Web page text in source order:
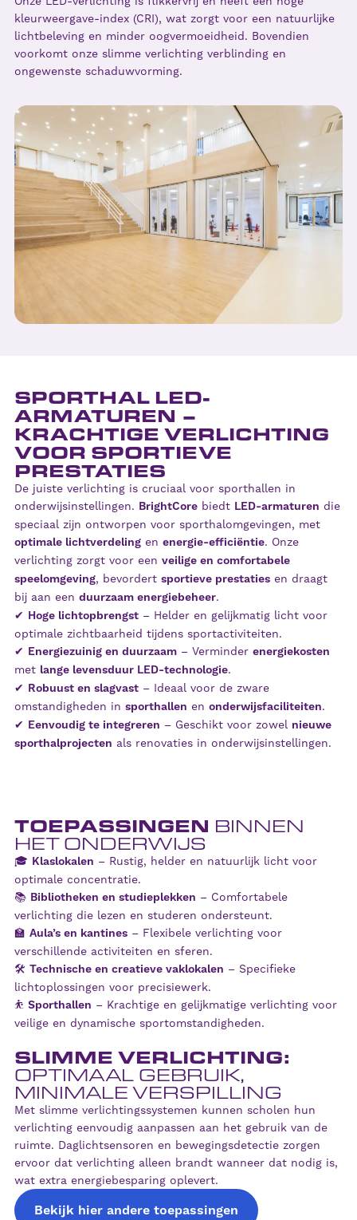
kleurweergave-index (CRI), wat zorgt voor een natuurlijke
lichtbeleving en minder oogvermoeidheid. Bovendien
voorkomt onze slimme verlichting verblinding en
ongewenste schaduwvorming.
SPORTHAL LED-
ARMATUREN –
KRACHTIGE VERLICHTING
VOOR SPORTIEVE
PRESTATIES
De juiste verlichting is cruciaal voor sporthallen in
onderwijsinstellingen. BrightCore biedt LED-armaturen die
speciaal zijn ontworpen voor sporthalomgevingen, met
optimale lichtverdeling en energie-efficiëntie. Onze
verlichting zorgt voor een veilige en comfortabele
speelomgeving, bevordert sportieve prestaties en draagt
bij aan een duurzaam energiebeheer.
✔ Hoge lichtopbrengst – Helder en gelijkmatig licht voor
optimale zichtbaarheid tijdens sportactiviteiten.
✔ Energiezuinig en duurzaam – Verminder energiekosten
met lange levensduur LED-technologie.
✔ Robuust en slagvast – Ideaal voor de zware
omstandigheden in sporthallen en onderwijsfaciliteiten.
✔ Eenvoudig te integreren – Geschikt voor zowel nieuwe
sporthalprojecten als renovaties in onderwijsinstellingen.
TOEPASSINGEN BINNEN
HET ONDERWIJS
🎓 Klaslokalen – Rustig, helder en natuurlijk licht voor
optimale concentratie.
📚 Bibliotheken en studieplekken – Comfortabele
verlichting die lezen en studeren ondersteunt.
🏫 Aula’s en kantines – Flexibele verlichting voor
verschillende activiteiten en sferen.
🛠️ Technische en creatieve vaklokalen – Specifieke
lichtoplossingen voor precisiewerk.
⛹️ Sporthallen – Krachtige en gelijkmatige verlichting voor
veilige en dynamische sportomstandigheden.
SLIMME VERLICHTING:
OPTIMAAL GEBRUIK,
MINIMALE VERSPILLING
Met slimme verlichtingssystemen kunnen scholen hun
verlichting eenvoudig aanpassen aan het gebruik van de
ruimte. Daglichtsensoren en bewegingsdetectie zorgen
ervoor dat verlichting alleen brandt wanneer dat nodig is,
wat extra energiebesparing oplevert.
Bekijk hier andere toepassingen